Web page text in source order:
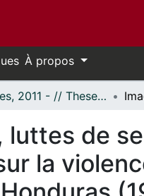
À propos
- Thèses, 2011 - // Theses, 2011 -
luttes de
la